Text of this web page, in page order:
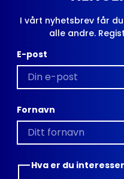
I vårt nyhetsbrev får
alle andre.
E-post
Fornavn
Hva er du